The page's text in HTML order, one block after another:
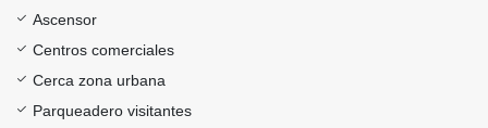
Ascensor
Centros comerciales
Cerca zona urbana
Parqueadero visitantes